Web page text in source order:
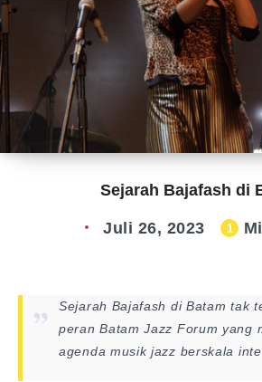
Sejarah Bajafash di
Juli 26, 2023 1
Sejarah Bajafash di Batam tak
peran Batam Jazz Forum yang
agenda musik jazz berskala